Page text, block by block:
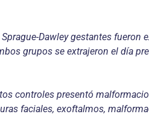
Dawley gestantes
grupos se extrajeron el día
controles presentó
faciales, exoftalmos,